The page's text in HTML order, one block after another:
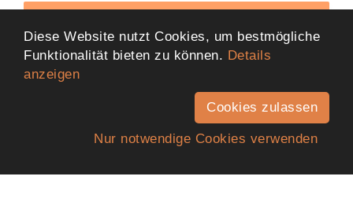
Diese Website nutzt Cookies, um bestmögliche
Funktionalität bieten zu können. Details
anzeigen
Cookies zulassen
Nur notwendige Cookies verwenden